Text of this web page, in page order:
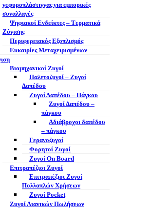
γεφυροπλάστιγγας για εμπορικές
συναλλαγές
Ψηφιακοί Ενδείκτες – Tερματικά
Ζύγισης
Περιφερειακός Εξοπλισμός
Ευκαιρίες Μεταχειρισμένων
Βιομηχανικοί Ζυγοί
Παλετοζυγοί – Ζυγοί
Δαπέδου
Ζυγοί Δαπέδου – Πάγκου
Ζυγοί Δαπέδου –
πάγκου
Αδιάβροχοι δαπέδου
– πάγκου
Γερανοζυγοί
Φορητοί Ζυγοί
Ζυγοί On Board
Επιτραπέζιοι Ζυγοί
Επιτραπέζιοι Ζυγοί
Πολλαπλών Χρήσεων
Ζυγοί Pocket
Ζυγοί Λιανικών Πωλήσεων